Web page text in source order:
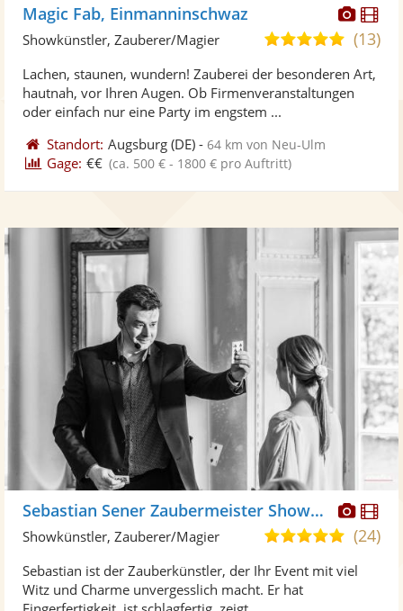
Fotos
Magic Fab, Einmanninschwaz
5,0
5
(13)
Showkünstler, Zauberer/Magier
Lachen, staunen, wundern! Zauberei der besonderen Art,
hautnah, vor Ihren Augen. Ob Firmenveranstaltungen
oder einfach nur eine Party im engstem ...
Standort: Augsburg (DE) -64 km von Neu-Ulm
Gage: €€ (ca. 500 € - 1800 € pro Auftritt)
Fotos
Sebastian Sener Zaubermeister Showhypnotiseur
4,9
5
(24)
Showkünstler, Zauberer/Magier
Sebastian ist der Zauberkünstler, der Ihr Event mit viel
Witz und Charme unvergesslich macht. Er hat